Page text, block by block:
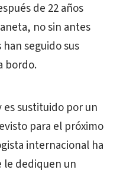
de 22 años
no sin antes
seguido sus
bordo.
es sustituido por un
para el próximo
internacional ha
le dediquen un